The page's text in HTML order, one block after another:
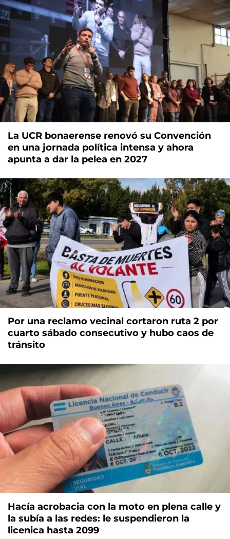
La UCR bonaerense renovó su Convención
en una jornada política intensa y ahora
apunta a dar la pelea en 2027
Por una reclamo vecinal cortaron ruta 2 por
cuarto sábado consecutivo y hubo caos de
tránsito
Hacía acrobacia con la moto en plena calle y
la subía a las redes: le suspendieron la
licenica hasta 2099